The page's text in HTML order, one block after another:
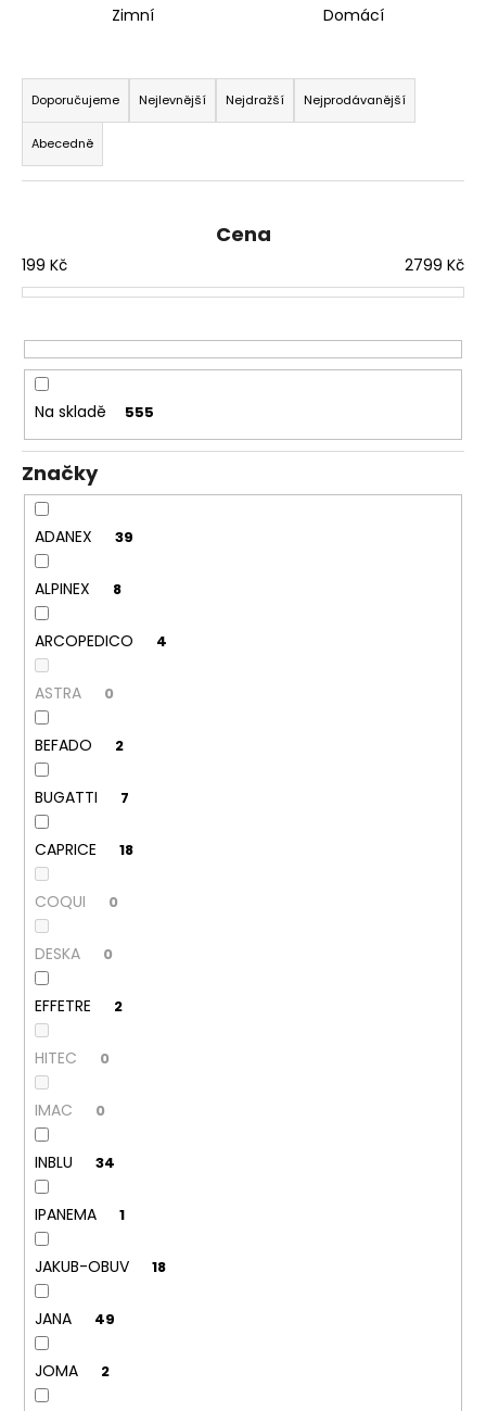
Zimní Domácí
Ř
a
z
e
n
r
o
u
k
ů
Doporučujeme Nejlevnější Nejdražší Nejprodávanější
Abecedně
Cena
199 Kč 2799 Kč
Na skladě 555
Značky
ADANEX 39
ALPINEX 8
ARCOPEDICO 4
ASTRA 0
BEFADO 2
BUGATTI 7
CAPRICE 18
COQUI 0
DESKA 0
EFFETRE 2
HITEC 0
IMAC 0
INBLU 34
IPANEMA 1
JAKUB-OBUV 18
JANA 49
JOMA 2
í
t
?
D
o
p
o
r
u
č
u
m
KORKOVÝ
NAZOUVÁK
JEDNOPÁSKOVÝ
215201
KORKÁČ
599
Kč
Původně:
699
Kč